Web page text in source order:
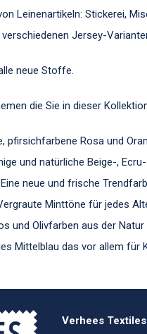
Leinenartikeln: Stickerei,
Jersey-
neue Stoffe.
die Sie in dieser
pfirsichfarbene Rosa und
und natürliche Beige-,
neue und frische
Minttöne für jedes
und Olivfarben aus der Natur
Mittelblau das vor allem für
Verhees Textiles